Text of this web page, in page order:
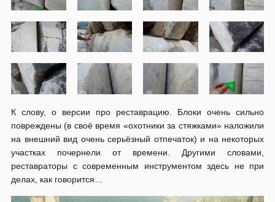
К слову, о версии про реставрацию. Блоки очень сильно
повреждены (в своё время «охотники за стяжками» наложили
на внешний вид очень серьёзный отпечаток) и на некоторых
участках почернели от времени. Другими словами,
реставраторы с современным инструментом здесь не при
делах, как говорится…